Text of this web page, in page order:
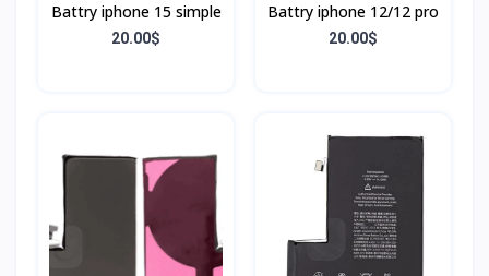
Battry iphone 15 simple
20.00$
Battry iphone 12/12 pro
20.00$